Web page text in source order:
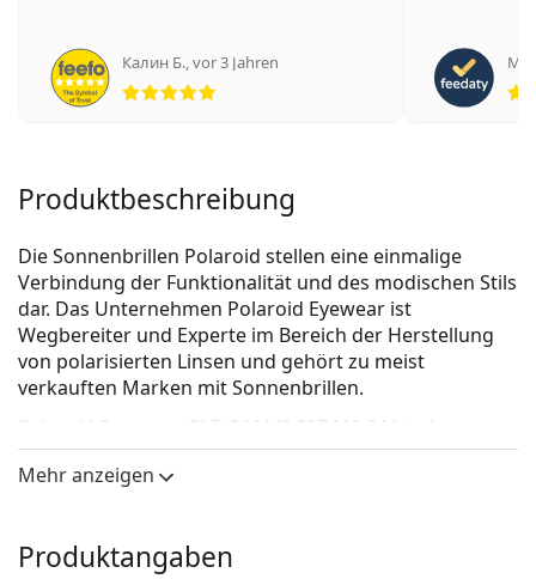
Калин Б.,vor 3 Jahren
Bewertung 5 aus 5
Produktbeschreibung
Die Sonnenbrillen Polaroid stellen eine einmalige
Verbindung der Funktionalität und des modischen Stils
dar. Das Unternehmen Polaroid Eyewear ist
Wegbereiter und Experte im Bereich der Herstellung
von polarisierten Linsen und gehört zu meist
verkauften Marken mit Sonnenbrillen.
Polaroid Suncover PLD 9011/S 807 M9 54
Unisex Sonnebrille.
Mit der virtuellen Anprobefunktion von Lentiamo
Sonnenbrille aussehen.
Mehr anzeigen
Produktangaben